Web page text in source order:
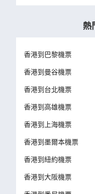
熱
香港到巴黎機票
香港到曼谷機票
香港到台北機票
香港到高雄機票
香港到上海機票
香港到墨爾本機票
香港到紐約機票
香港到大阪機票